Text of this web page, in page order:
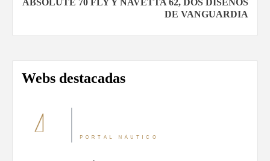
ABSOLUTE 70 FLY Y NAVETTA 62, DOS DISEÑOS
DE VANGUARDIA
Webs destacadas